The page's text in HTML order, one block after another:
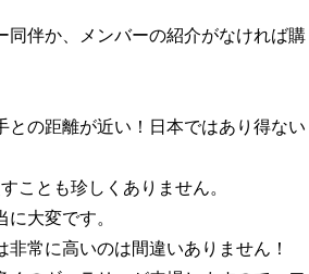
同伴か、メンバーの紹介がなければ購
の距離が近い！日本ではあり得ない
ことも珍しくありません。
大変です。
非常に高いのは間違いありません！